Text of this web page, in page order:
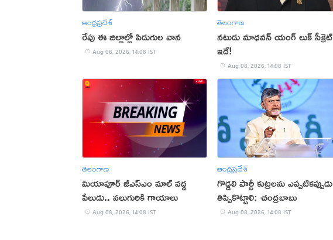
ఆంధ్రప్రదేశ్
రేపు ఈ జిల్లాల్లో పిడుగుల వాన
Aug 08, 2026, 14:08 IST
తెలంగాణ
నటుడు మాధవన్ యంగ్ లుక్ సీక్రెట్
ఇదే!
Aug 08, 2026, 14:08 IST
తెలంగాణ
మియాపూర్‌ జీఎస్‌ఎం మాల్‌ వద్ద
పేలుడు.. నలుగురికి గాయాలు
Aug 08, 2026, 14:08 IST
ఆంధ్రప్రదేశ్
గొడ్డలి పార్టీ కుట్రలను ఎప్పటికప్పుడు
తిప్పికొట్టాలి: చంద్రబాబు
Aug 08, 2026, 14:08 IST